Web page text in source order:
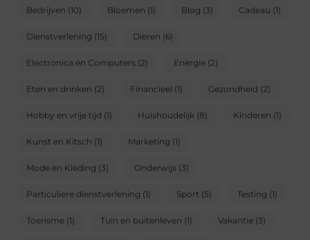
Bedrijven (10) Bloemen (1) Blog (3) Cadeau (1)
Dienstverlening (15) Dieren (6)
Electronica en Computers (2) Energie (2)
Eten en drinken (2) Financieel (1) Gezondheid (2)
Hobby en vrije tijd (1) Huishoudelijk (8) Kinderen (1)
Kunst en Kitsch (1) Marketing (1)
Mode en Kleding (3) Onderwijs (3)
Particuliere dienstverlening (1) Sport (5) Testing (1)
Toerisme (1) Tuin en buitenleven (1) Vakantie (3)